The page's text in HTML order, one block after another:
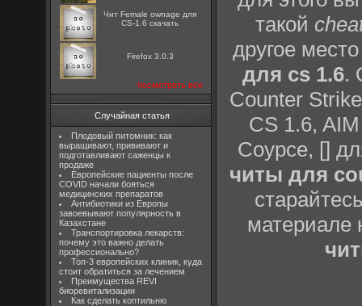
Чит Female ownage для
CS-1.6 скачать
Firefox 3.0.3
посмотреть все
Случайная статья
Плодовый питомник: как
выращивают, прививают и
подготавливают саженцы к
продаже
Европейские пациенты после
COVID начали бояться
медицинских препаратов
Антибиотики из Европы
завоевывают популярность в
Казахстане
Транспортировка лекарств:
почему это важно делать
профессионально?
Топ-3 европейских клиник, куда
стоит обратиться за лечением
Преимущества REVI
биоревитализации
Как сделать коптильню
такой
другое
для cs 1.6.
Counter
CS 1.6,
Соурсе, []
читы для
материале